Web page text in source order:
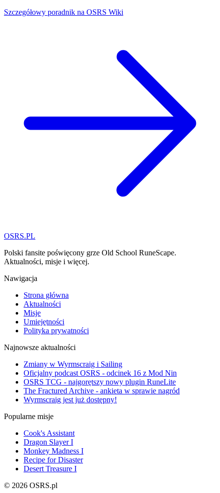
Szczegółowy poradnik na OSRS Wiki
OSRS.PL
Polski fansite poświęcony grze Old School RuneScape.
Aktualności, misje i więcej.
Nawigacja
Strona główna
Aktualności
Misje
Umiejętności
Polityka prywatności
Najnowsze aktualności
Zmiany w Wyrmscraig i Sailing
Oficjalny podcast OSRS - odcinek 16 z Mod Nin
OSRS TCG - najgorętszy nowy plugin RuneLite
The Fractured Archive - ankieta w sprawie nagród
Wyrmscraig jest już dostępny!
Popularne misje
Cook's Assistant
Dragon Slayer I
Monkey Madness I
Recipe for Disaster
Desert Treasure I
© 2026 OSRS.pl